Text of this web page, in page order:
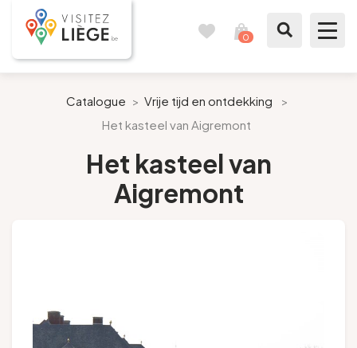
0
Bereid mijn verblijf voor
Catalogue > Vrije tijd en ontdekking
>
Het kasteel van Aigremont
Het kasteel van
Aigremont